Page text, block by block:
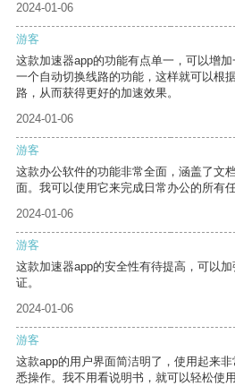
2024-01-06
游客
这款加速器app的功能有点单一，可以增
一个自动切换线路的功能，这样就可以根
路，从而获得更好的加速效果。
2024-01-06
游客
这款办公软件的功能非常全面，涵盖了文
面。我可以使用它来完成日常办公的所有
2024-01-06
游客
这款加速器app的安全性有待提高，可以
证。
2024-01-06
游客
这款app的用户界面简洁明了，使用起来
悉操作。我不用看说明书，就可以轻松使用